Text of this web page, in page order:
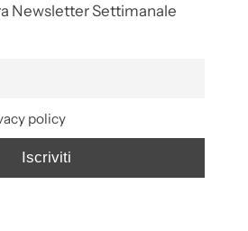
Newsletter Settimanale
policy